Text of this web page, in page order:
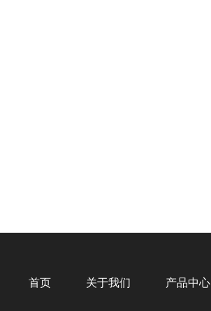
首页 关于我们 产品中心